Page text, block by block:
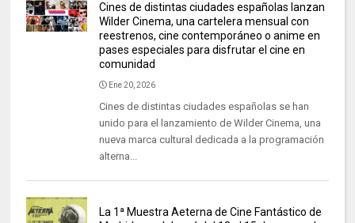
Cines de distintas ciudades españolas lanzan
Wilder Cinema, una cartelera mensual con
reestrenos, cine contemporáneo o anime en
pases especiales para disfrutar el cine en
comunidad
Ene 20, 2026
Cines de distintas ciudades españolas se han
unido para el lanzamiento de Wilder Cinema, una
nueva marca cultural dedicada a la programación
alterna...
La 1ª Muestra Aeterna de Cine Fantástico de